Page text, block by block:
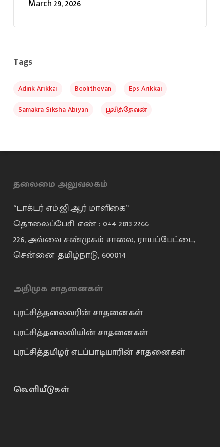
March 29, 2026
Tags
Admk Arikkai Boolithevan
Eps Arikkai
Samakra Siksha Abiyan
பூலித்தேவன்
தலைமை அலுவலகம்
“டாக்டர் எம்.ஜி.ஆர் மாளிகை”
தொலைப்பேசி எண் : 044 2813 2266
226, அவ்வை சண்முகம் சாலை, ராயப்பேட்டை,
சென்னை, தமிழ்நாடு, 600014
அதிமுக சாதனைகள்
புரட்சித்தலைவரின் சாதனைகள்
புரட்சித்தலைவியின் சாதனைகள்
புரட்சித்தமிழர் எடப்பாடியாரின் சாதனைகள்
வெளியீடுகள்